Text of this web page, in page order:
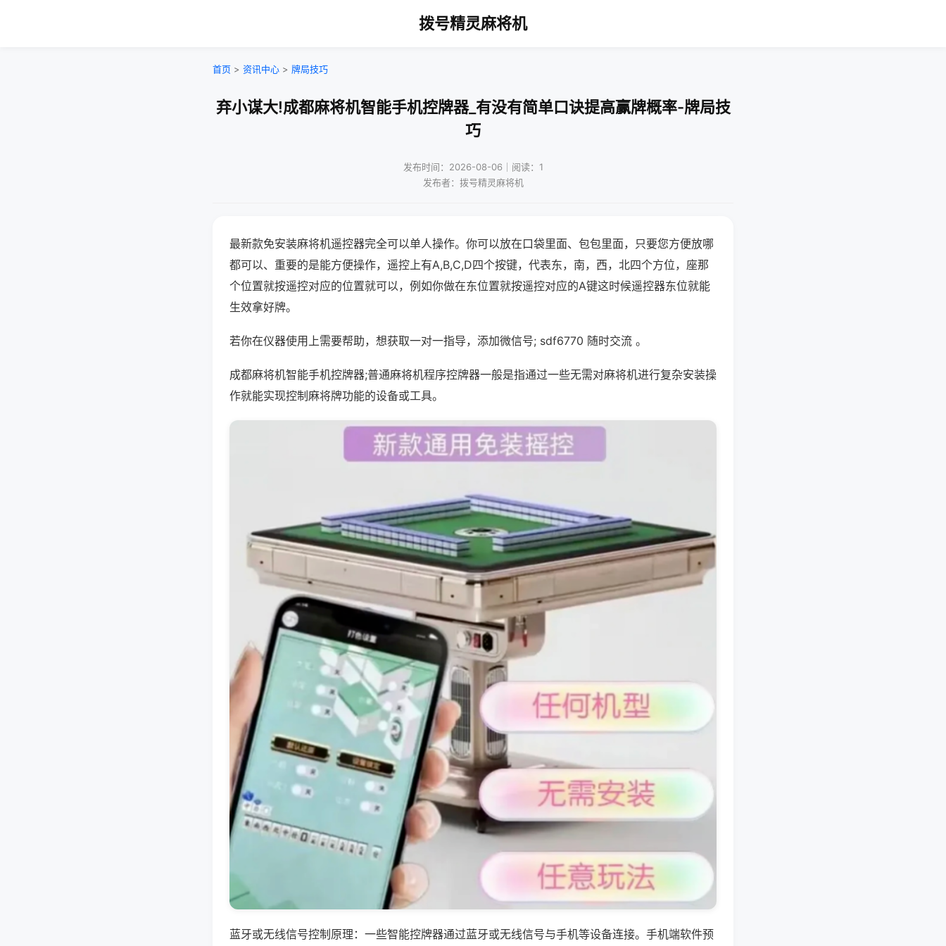
拨号精灵麻将机
首页 > 资讯中心 > 牌局技巧
弃小谋大!成都麻将机智能手机控牌器_有没有简单口诀提高赢牌概率-牌局技
巧
发布时间：2026-08-06｜阅读：1
发布者：拨号精灵麻将机
最新款免安装麻将机遥控器完全可以单人操作。你可以放在口袋里面、包包里面，只要您方便放哪
都可以、重要的是能方便操作，遥控上有A,B,C,D四个按键，代表东，南，西，北四个方位，座那
个位置就按遥控对应的位置就可以，例如你做在东位置就按遥控对应的A键这时候遥控器东位就能
生效拿好牌。
若你在仪器使用上需要帮助，想获取一对一指导，添加微信号; sdf6770 随时交流 。
成都麻将机智能手机控牌器;普通麻将机程序控牌器一般是指通过一些无需对麻将机进行复杂安装操
作就能实现控制麻将牌功能的设备或工具。
蓝牙或无线信号控制原理：一些智能控牌器通过蓝牙或无线信号与手机等设备连接。手机端软件预